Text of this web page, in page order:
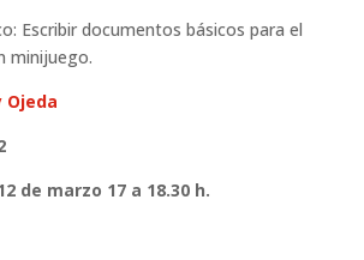
Escribir documentos básicos para el
minijuego.
Ojeda
de marzo 17 a 18.30 h.